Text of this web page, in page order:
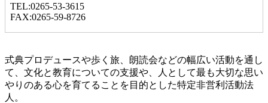
TEL:0265-53-3615
FAX:0265-59-8726
式典プロデュースや歩く旅、朗読会などの幅広い活動を通し
て、文化と教育についての支援や、人として最も大切な思い
やりのある心を育てることを目的とした特定非営利活動法
人。